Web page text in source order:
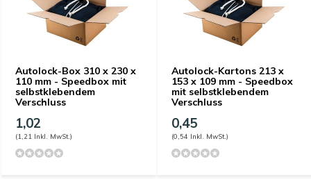
Autolock-Box 310 x 230 x
110 mm - Speedbox mit
selbstklebendem
Verschluss
1,02
(1,21 Inkl. MwSt.)
Autolock-Kartons 213 x
153 x 109 mm - Speedbox
mit selbstklebendem
Verschluss
0,45
(0,54 Inkl. MwSt.)